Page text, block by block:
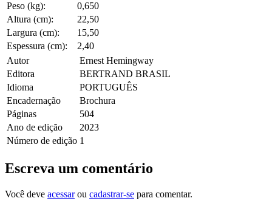
Peso (kg):
0,650
Altura (cm):
22,50
Largura (cm):
15,50
Espessura (cm):
2,40
Autor
Ernest Hemingway
Editora
BERTRAND BRASIL
Idioma
PORTUGUÊS
Encadernação
Brochura
Páginas
504
Ano de edição
2023
Número de edição 1
Escreva um comentário
Você deve acessarou cadastrar-se para comentar.